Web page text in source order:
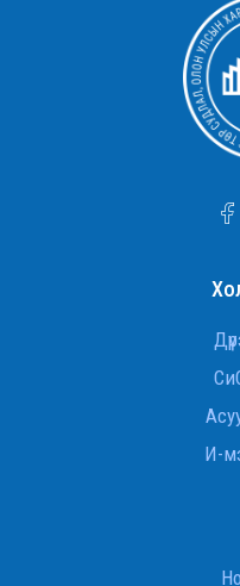
И-